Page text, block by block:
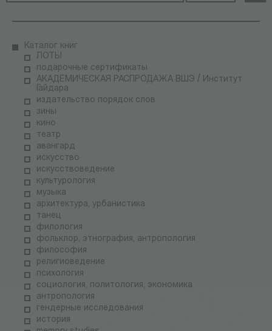
Каталог книг
ЛОТЫ
подарочные сертификаты
АКАДЕМИЧЕСКАЯ РАСПРОДАЖА ВШЭ / Институт
Гайдара
издательство порядок слов
зины
кино
театр
авангард
искусство
искусствоведение
культурология
музыка
архитектура, урбанистика
танец
филология
фольклор, этнография, антропология
философия
религиоведение
психология
социология, политология, экономика
антропология
гендерные исследования
история